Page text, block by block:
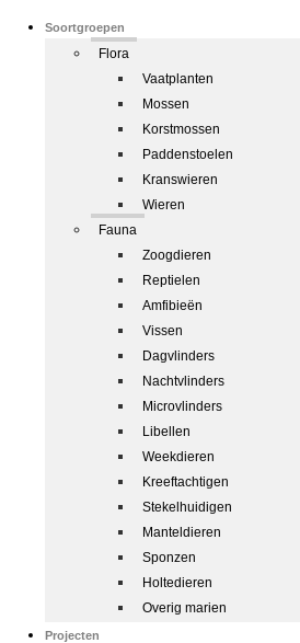
Soortgroepen
Flora
Vaatplanten
Mossen
Korstmossen
Paddenstoelen
Kranswieren
Wieren
Fauna
Zoogdieren
Reptielen
Amfibieën
Vissen
Dagvlinders
Nachtvlinders
Microvlinders
Libellen
Weekdieren
Kreeftachtigen
Stekelhuidigen
Manteldieren
Sponzen
Holtedieren
Overig marien
Projecten